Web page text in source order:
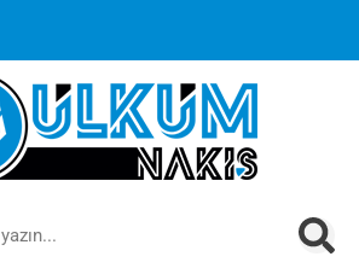
siparişlerinizde ücretsiz kargoya ek
İndirimanında sepette!